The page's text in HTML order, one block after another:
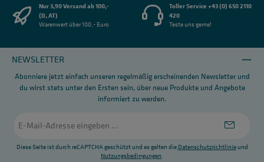
Nur 3,90 Versand ab 100,-
(D, AT)
Warenwert über 100,- Euro
Toller Service +43 (0) 650 2110
420
Teste uns gerne!
NEWSLETTER
Abonniere jetzt einfach unseren regelmäßig erscheinenden Newsletter und
du wirst stets unter den Ersten sein, über neue Produkte und Angebote
informiert zu werden.
Mail-
*Diese Seite ist durch reCAPTCHA geschützt und es gelten die Datenschutzrichtlinieund
Nutzungsbedingungen.